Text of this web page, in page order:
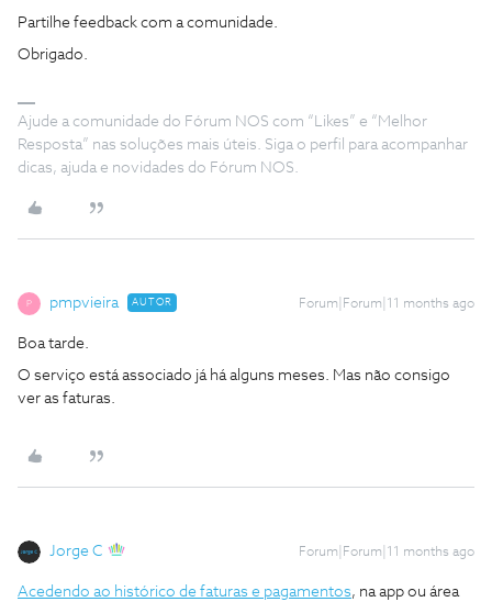
Partilhe feedback com a comunidade.
Obrigado.
Ajude a comunidade do Fórum NOS com “Likes” e “Melhor
Resposta” nas soluções mais úteis. Siga o perfil para acompanhar
dicas, ajuda e novidades do Fórum NOS.
P pmpvieira AUTOR Forum|Forum|11 months ago
Boa tarde.
O serviço está associado já há alguns meses. Mas não consigo
ver as faturas.
Jorge C Forum|Forum|11 months ago
Acedendo ao histórico de faturas e pagamentos, na app ou área